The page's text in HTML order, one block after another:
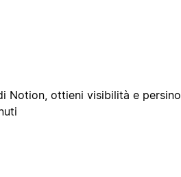
Notion, ottieni visibilità e persino